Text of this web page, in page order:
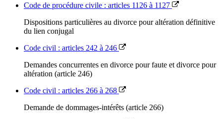
Code de procédure civile : articles 1126 à 1127
Dispositions particulières au divorce pour altération définitive
du lien conjugal
Code civil : articles 242 à 246
Demandes concurrentes en divorce pour faute et divorce pour
altération (article 246)
Code civil : articles 266 à 268
Demande de dommages-intérêts (article 266)